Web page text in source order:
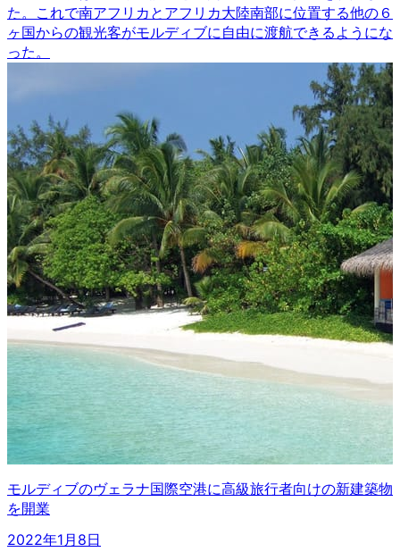
た。これで南アフリカとアフリカ大陸南部に位置する他の６
ヶ国からの観光客がモルディブに自由に渡航できるようにな
った。
モルディブのヴェラナ国際空港に高級旅行者向けの新建築物
を開業
2022年1月8日